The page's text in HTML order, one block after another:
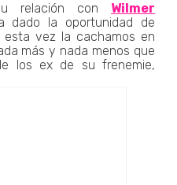
relación con Wilmer
dado la oportunidad de
vez la cachamos en
más y nada menos que
los ex de su frenemie,